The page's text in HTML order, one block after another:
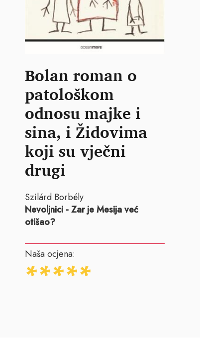
Bolan roman o
patološkom
odnosu majke i
sina, i Židovima
koji su vječni
drugi
Szilárd Borbély
Nevoljnici - Zar je Mesija već
otišao?
Naša ocjena: